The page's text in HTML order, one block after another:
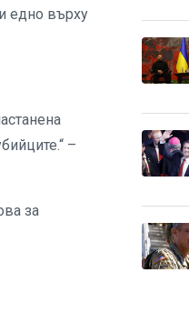
едно върху
–
за